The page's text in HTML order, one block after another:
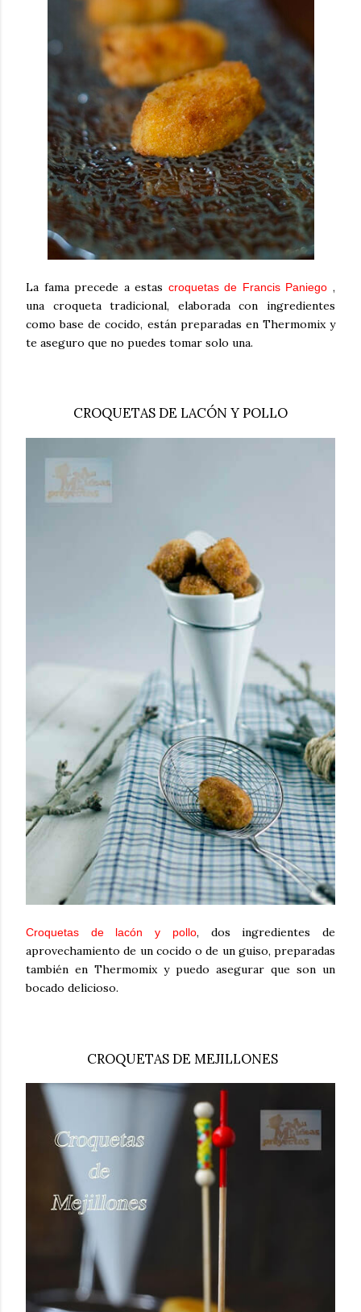
La fama precede a estas croquetas de Francis Paniego ,
una croqueta tradicional, elaborada con ingredientes
como base de cocido, están preparadas en Thermomix y
te aseguro que no puedes tomar solo una.
CROQUETAS DE LACÓN Y POLLO
Croquetas de lacón y pollo, dos ingredientes de
aprovechamiento de un cocido o de un guiso, preparadas
también en Thermomix y puedo asegurar que son un
bocado delicioso.
CROQUETAS DE MEJILLONES